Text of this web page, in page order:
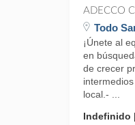
ADECCO
Todo
¡Únete al
en
de crecer
local.- ...
Indefinido